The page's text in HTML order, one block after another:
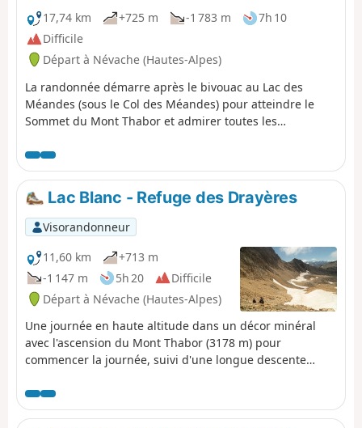
17,74 km +725 m -1 783 m
7h 10
Difficile
Départ à Névache (Hautes-Alpes)
La randonnée démarre après le bivouac au Lac des
Méandes (sous le Col des Méandes) pour atteindre le
Sommet du Mont Thabor et admirer toutes les
Thabor et redescente sur Valfréjus.
Lac Blanc - Refuge des Drayères
Visorandonneur
11,60 km
+713 m
-1 147 m
5h 20
Difficile
Départ à Névache (Hautes-Alpes)
Une journée en haute altitude dans un décor minéral
avec l'ascension du Mont Thabor (3178 m) pour
commencer la journée, suivi d'une longue descente